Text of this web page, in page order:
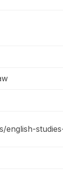
english-